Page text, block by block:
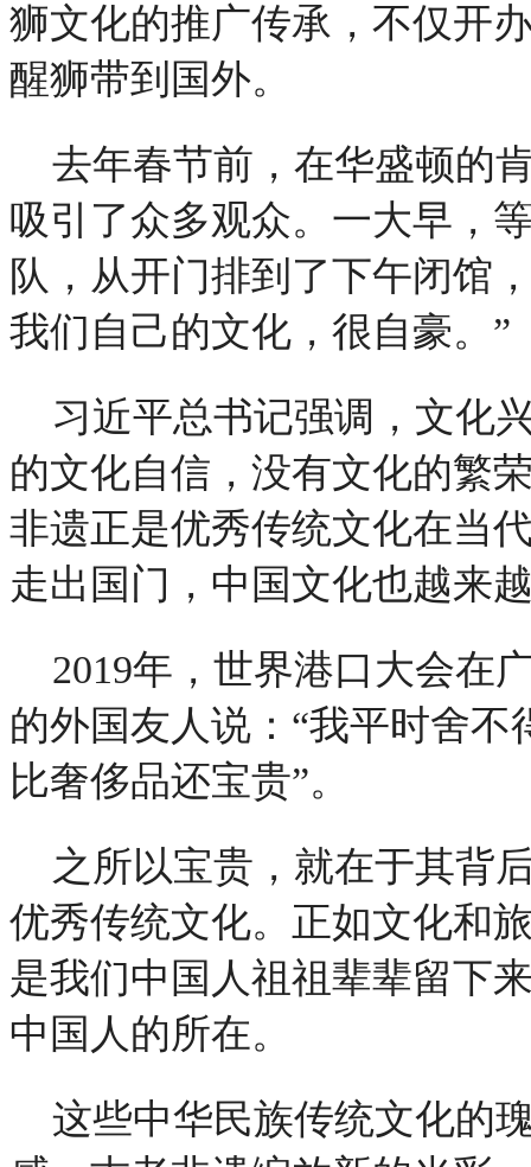
狮文化的推广传承，不仅开
醒狮带到国外。
去年春节前，在华盛顿的
吸引了众多观众。一大早，
队，从开门排到了下午闭馆
我们自己的文化，很自豪。”
习近平总书记强调，文化
的文化自信，没有文化的繁
非遗正是优秀传统文化在当
走出国门，中国文化也越来
2019年，世界港口大会在
的外国友人说：“我平时舍
比奢侈品还宝贵”。
之所以宝贵，就在于其背
优秀传统文化。正如文化和
是我们中国人祖祖辈辈留下
中国人的所在。
这些中华民族传统文化的